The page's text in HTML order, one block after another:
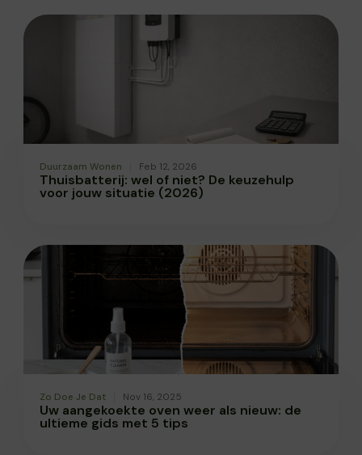
Duurzaam Wonen Feb 12, 2026
Thuisbatterij: wel of niet? De keuzehulp
voor jouw situatie (2026)
Zo Doe Je Dat Nov 16, 2025
Uw aangekoekte oven weer als nieuw: de
ultieme gids met 5 tips